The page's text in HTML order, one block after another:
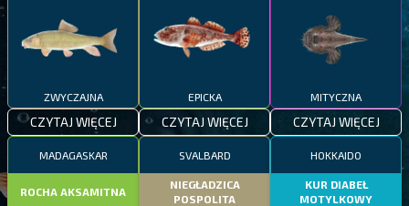
ZWYCZAJNA
CZYTAJ WIĘCEJ
EPICKA
CZYTAJ WIĘCEJ
MITYCZNA
CZYTAJ WIĘCEJ
MADAGASKAR
ROCHA AKSAMITNA
SVALBARD
NIEGŁADZICA
POSPOLITA
HOKKAIDO
KUR DIABEŁ
MOTYLKOWY